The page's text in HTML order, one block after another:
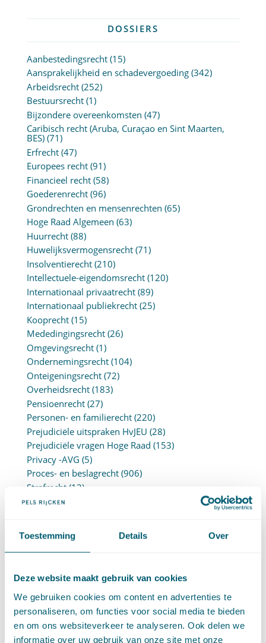
Toestemming Details Over
Deze website maakt gebruik van cookies
We gebruiken cookies om content en advertenties te
personaliseren, om functies voor social media te bieden
en om ons websiteverkeer te analyseren. Ook delen we
informatie over uw gebruik van onze site met onze
DOSSIERS
Aanbestedingsrecht(15)
Aansprakelijkheid en schadevergoeding(342)
Arbeidsrecht(252)
Bestuursrecht(1)
Bijzondere overeenkomsten (47)
Caribisch recht (Aruba, Curaçao en Sint Maarten,
BES)(71)
Erfrecht(47)
Europees recht(91)
Financieel recht(58)
Goederenrecht(96)
Grondrechten en mensenrechten (65)
Hoge Raad Algemeen (63)
Huurrecht(88)
Huwelijksvermogensrecht(71)
Insolventierecht(210)
Intellectuele-eigendomsrecht(120)
Internationaal privaatrecht(89)
Internationaal publiekrecht(25)
Kooprecht(15)
Mededingingsrecht(26)
Omgevingsrecht(1)
Ondernemingsrecht(104)
Onteigeningsrecht(72)
Overheidsrecht(183)
Pensioenrecht(27)
Personen- en familierecht(220)
Prejudiciële uitspraken HvJEU (28)
Prejudiciële vragen Hoge Raad (153)
Privacy -AVG (5)
Proces- en beslagrecht(906)
Strafrecht(12)
Verbintenissenrecht
Vervoersrecht
Verzekeringsrecht
ARCHIEF
►
2026 (88)